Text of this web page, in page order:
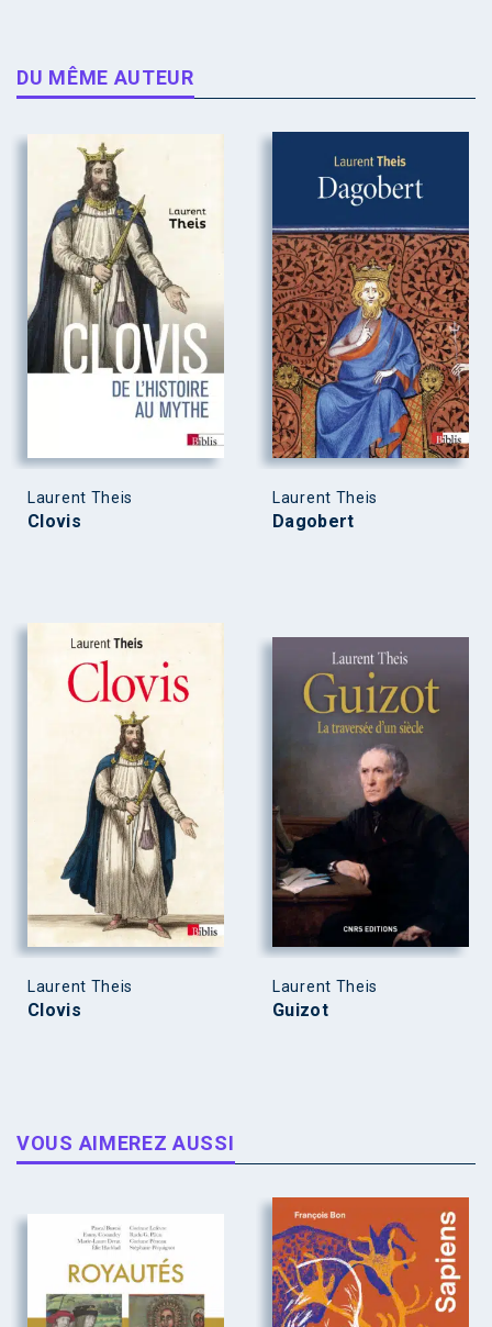
DU MÊME AUTEUR
Laurent Theis
Clovis
Laurent Theis
Dagobert
Laurent Theis
Clovis
Laurent Theis
Guizot
VOUS AIMEREZ AUSSI